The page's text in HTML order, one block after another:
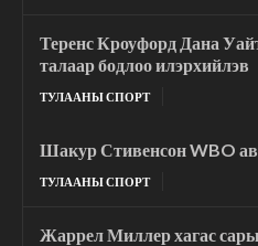
Теренс Кроуфорд Дана
талаар бодлоо илэрхийлэв
ТУЛААНЫ СПОРТ
Шакур Стивенсон WBO
ТУЛААНЫ СПОРТ
Жаррел Миллер хагас